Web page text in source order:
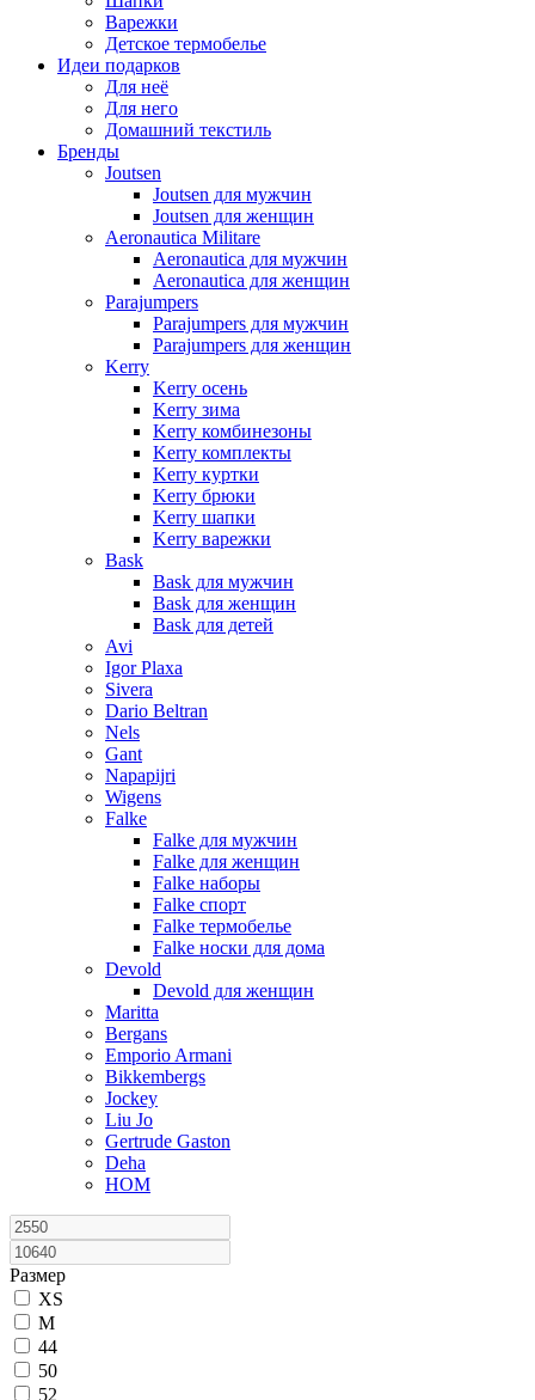
Варежки
Детское термобелье
Идеи подарков
Для неё
Для него
Домашний текстиль
Бренды
Joutsen
Joutsen для мужчин
Joutsen для женщин
Aeronautica Militare
Aeronautica для мужчин
Aeronautica для женщин
Parajumpers
Parajumpers для мужчин
Parajumpers для женщин
Kerry
Kerry осень
Kerry зима
Kerry комбинезоны
Kerry комплекты
Kerry куртки
Kerry брюки
Kerry шапки
Kerry варежки
Bask
Bask для мужчин
Bask для женщин
Bask для детей
Avi
Igor Plaxa
Sivera
Dario Beltran
Nels
Gant
Napapijri
Wigens
Falke
Falke для мужчин
Falke для женщин
Falke наборы
Falke спорт
Falke термобелье
Falke носки для дома
Devold
Devold для женщин
Maritta
Bergans
Emporio Armani
Bikkembergs
Jockey
Liu Jo
Gertrude Gaston
Deha
HOM
Размер
XS
M
44
50
52